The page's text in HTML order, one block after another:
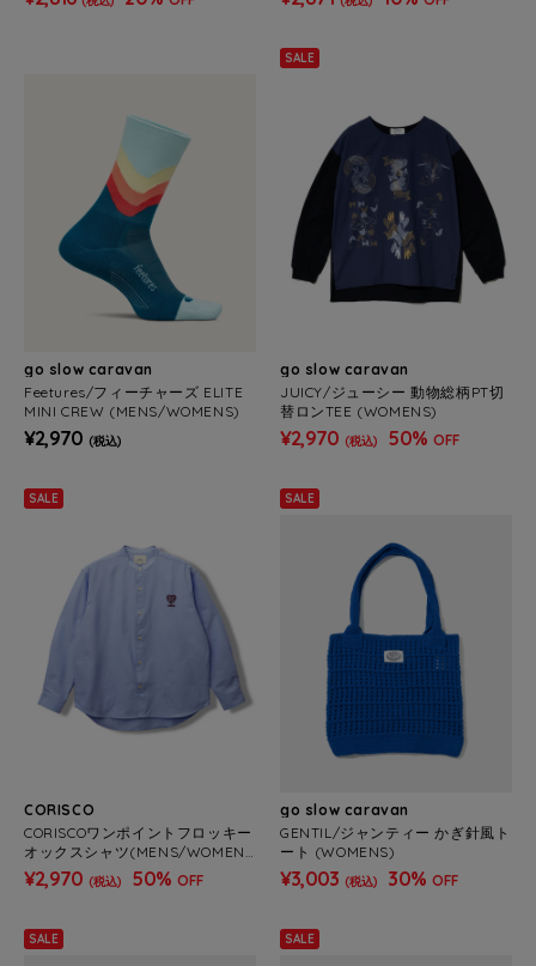
go slow caravan
Feetures/フィーチャーズ ELITE
MINI CREW (MENS/WOMENS)
¥2,970 (税込)
SALE
go slow caravan
JUICY/ジューシー 動物総柄PT切
替ロンTEE (WOMENS)
¥2,970 (税込) 50% OFF
SALE
CORISCO
CORISCOワンポイントフロッキー
オックスシャツ(MENS/WOMEN
S）
¥2,970 (税込) 50% OFF
SALE
go slow caravan
GENTIL/ジャンティー かぎ針風ト
ート (WOMENS)
¥3,003 (税込) 30% OFF
SALE SALE